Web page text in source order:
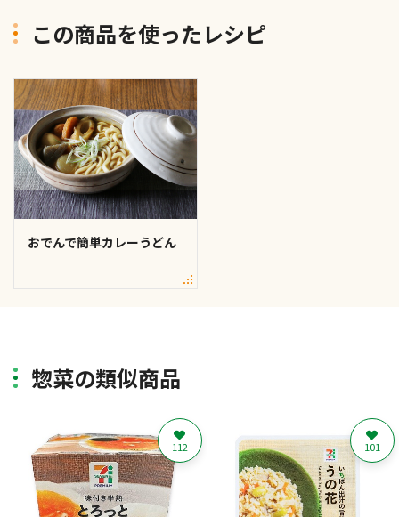
この商品を使ったレシピ
おでんで簡単カレーうどん
惣菜の類似商品
112 101